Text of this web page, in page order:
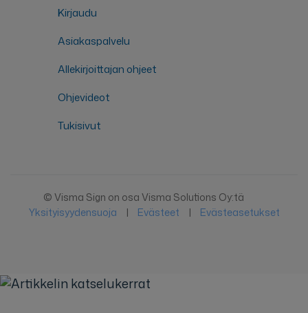
Kirjaudu
Asiakaspalvelu
Allekirjoittajan ohjeet
Ohjevideot
Tukisivut
© Visma Sign on osa Visma Solutions Oy:tä
Yksityisyydensuoja
| Evästeet | Evästeasetukset